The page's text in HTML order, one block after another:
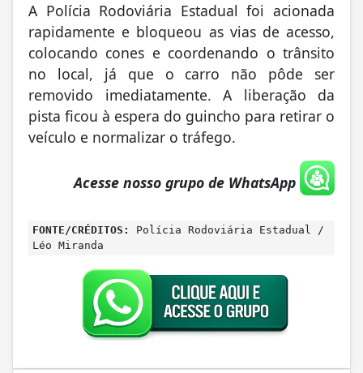
A Polícia Rodoviária Estadual foi acionada
rapidamente e bloqueou as vias de acesso,
colocando cones e coordenando o trânsito
no local, já que o carro não pôde ser
removido imediatamente. A liberação da
pista ficou à espera do guincho para retirar o
veículo e normalizar o tráfego.
Acesse nosso grupo de WhatsApp
FONTE/CRÉDITOS:
Polícia Rodoviária Estadual /
Léo Miranda